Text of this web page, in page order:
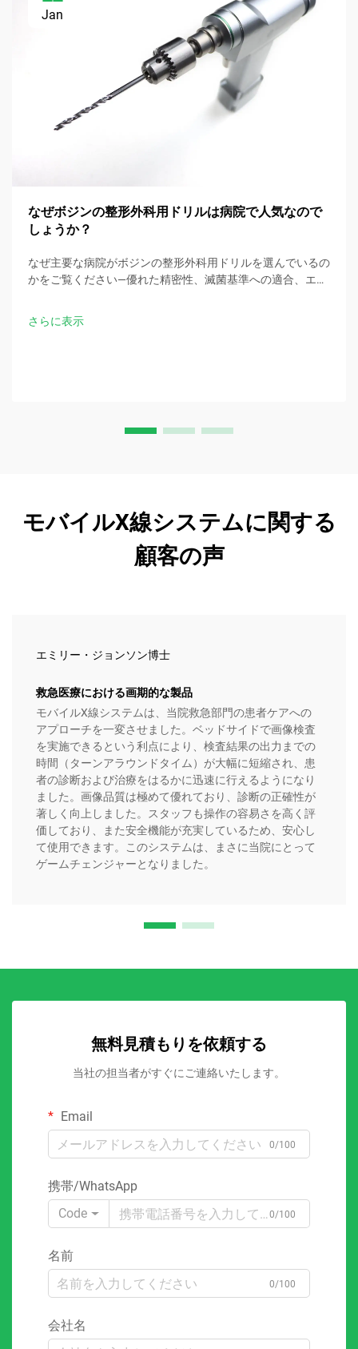
Jan
なぜボジンの整形外科用ドリルは病院で人気なので
しょうか？
なぜ主要な病院がボジンの整形外科用ドリルを選んでいるの
かをご覧ください—優れた精密性、滅菌基準への適合、エル
ぐ臨床仕様をお問い合わせください。
さらに表示
モバイルX線システムに関する
顧客の声
エミリー・ジョンソン博士
救急医療における画期的な製品
モバイルX線システムは、当院救急部門の患者ケアへの
アプローチを一変させました。ベッドサイドで画像検査
を実施できるという利点により、検査結果の出力までの
時間（ターンアラウンドタイム）が大幅に短縮され、患
者の診断および治療をはるかに迅速に行えるようになり
ました。画像品質は極めて優れており、診断の正確性が
著しく向上しました。スタッフも操作の容易さを高く評
価しており、また安全機能が充実しているため、安心し
て使用できます。このシステムは、まさに当院にとって
ゲームチェンジャーとなりました。
無料見積もりを依頼する
当社の担当者がすぐにご連絡いたします。
Email
0/100
携帯/WhatsApp
Code
0/100
名前
0/100
会社名